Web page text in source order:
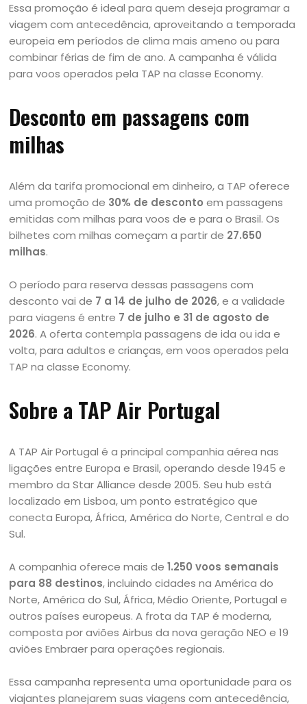
Essa promoção é ideal para quem deseja programar a
viagem com antecedência, aproveitando a temporada
europeia em períodos de clima mais ameno ou para
combinar férias de fim de ano. A campanha é válida
para voos operados pela TAP na classe Economy.
Desconto em passagens com
milhas
Além da tarifa promocional em dinheiro, a TAP oferece
uma promoção de 30% de desconto em passagens
emitidas com milhas para voos de e para o Brasil. Os
bilhetes com milhas começam a partir de 27.650
milhas.
O período para reserva dessas passagens com
desconto vai de 7 a 14 de julho de 2026, e a validade
para viagens é entre 7 de julho e 31 de agosto de
2026. A oferta contempla passagens de ida ou ida e
volta, para adultos e crianças, em voos operados pela
TAP na classe Economy.
Sobre a TAP Air Portugal
A TAP Air Portugal é a principal companhia aérea nas
ligações entre Europa e Brasil, operando desde 1945 e
membro da Star Alliance desde 2005. Seu hub está
localizado em Lisboa, um ponto estratégico que
conecta Europa, África, América do Norte, Central e do
Sul.
A companhia oferece mais de1.250 voos semanais
para 88 destinos, incluindo cidades na América do
Norte, América do Sul, África, Médio Oriente, Portugal e
outros países europeus. A frota da TAP é moderna,
composta por aviões Airbus da nova geração NEO e 19
aviões Embraer para operações regionais.
Essa campanha representa uma oportunidade para os
viajantes planejarem suas viagens com antecedência,